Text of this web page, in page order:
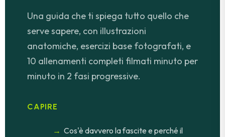
Una guida che ti spiega tutto quello che
serve sapere, con illustrazioni
anatomiche, esercizi base fotografati, e
10 allenamenti completi filmati minuto per
minuto in 2 fasi progressive.
CAPIRE
Cos'è davvero la fascite e perché il